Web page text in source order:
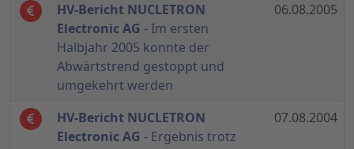
HV-Bericht NUCLETRON
Electronic AG - Im ersten
Halbjahr 2005 konnte der
Abwärtstrend gestoppt und
umgekehrt werden
06.08.2005
HV-Bericht NUCLETRON
Electronic AG - Ergebnis trotz
07.08.2004